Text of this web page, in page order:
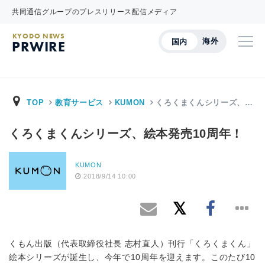
共同通信グループのプレスリリース配信メディア
国内 海外
KYODO NEWS
PRWIRE
TOP 教育サービス KUMON くろくまくんシリーズ、…
くろくまくんシリーズ、絵本発売10周年！
KUMON
2018/9/14 10:00
くもん出版（代表取締役社長 志村直人）刊行「くろくまくん」
絵本シリーズが誕生し、今年で10周年を迎えます。このたび10